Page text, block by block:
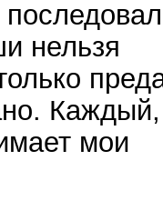
нельзя
Каждый,
мои